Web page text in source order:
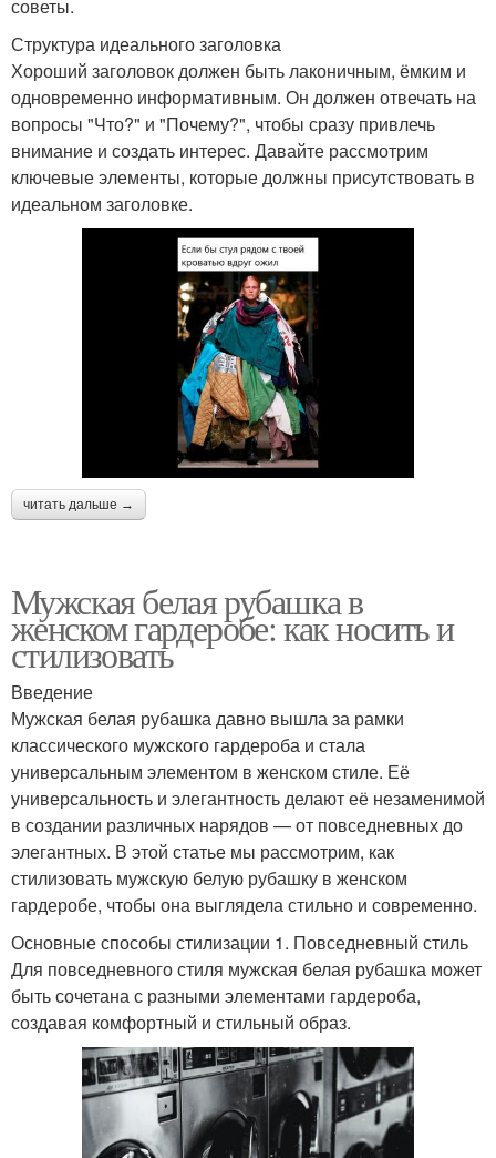
советы.
Структура идеального заголовка
Хороший заголовок должен быть лаконичным, ёмким и
одновременно информативным. Он должен отвечать на
вопросы "Что?" и "Почему?", чтобы сразу привлечь
внимание и создать интерес. Давайте рассмотрим
ключевые элементы, которые должны присутствовать в
идеальном заголовке.
читать дальше →
Мужская белая рубашка в
женском гардеробе: как носить и
стилизовать
Введение
Мужская белая рубашка давно вышла за рамки
классического мужского гардероба и стала
универсальным элементом в женском стиле. Её
универсальность и элегантность делают её незаменимой
в создании различных нарядов — от повседневных до
элегантных. В этой статье мы рассмотрим, как
стилизовать мужскую белую рубашку в женском
гардеробе, чтобы она выглядела стильно и современно.
Основные способы стилизации 1. Повседневный стиль
Для повседневного стиля мужская белая рубашка может
быть сочетана с разными элементами гардероба,
создавая комфортный и стильный образ.